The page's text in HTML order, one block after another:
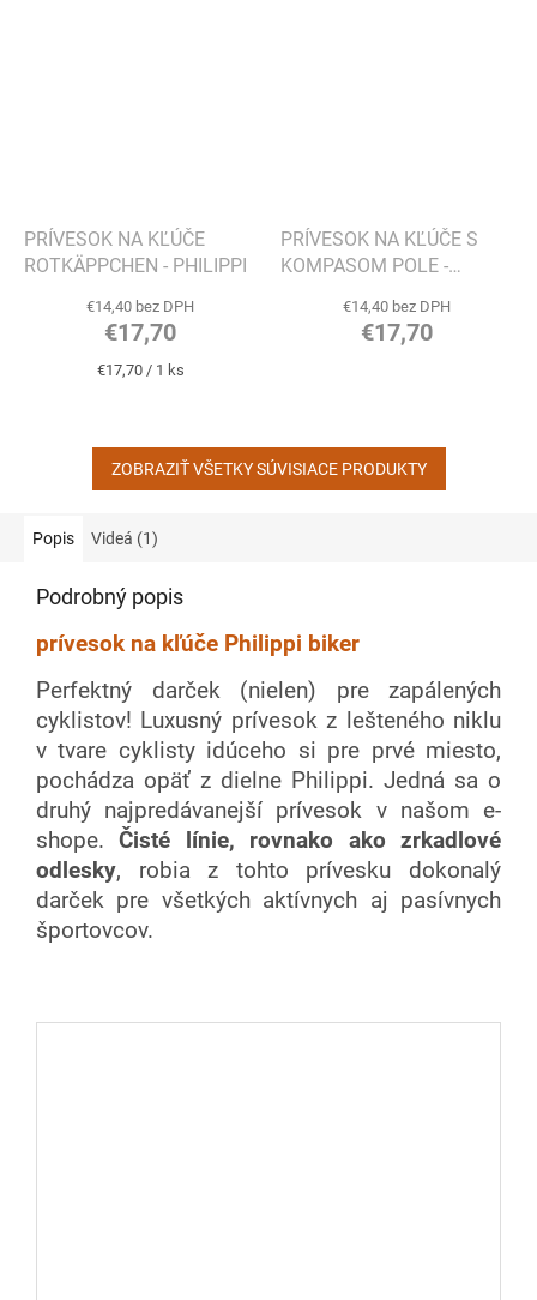
PRÍVESOK NA KĽÚČE
ROTKÄPPCHEN - PHILIPPI
€14,40 bez DPH
€17,70
Jednotková
€17,70 / 1 ks
PRÍVESOK NA KĽÚČE S
KOMPASOM POLE -
€14,40 bez DPH
€17,70
ZOBRAZIŤ VŠETKY SÚVISIACE PRODUKTY
Popis Videá (1)
Podrobný popis
prívesok na kľúče Philippi biker
Perfektný darček (nielen) pre zapálených
cyklistov! Luxusný prívesok z lešteného niklu
v tvare cyklisty idúceho si pre prvé miesto,
pochádza opäť z dielne Philippi. Jedná sa o
druhý najpredávanejší prívesok v našom e-
shope.Čisté línie, rovnako ako zrkadlové
odlesky, robia z tohto prívesku dokonalý
darček pre všetkých aktívnych aj pasívnych
športovcov.